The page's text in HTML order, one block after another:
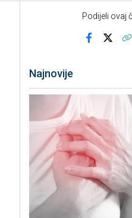
Podijeli ovaj
Najnovije